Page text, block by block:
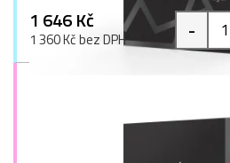
1 646 Kč
1 360 Kč bez DPH -